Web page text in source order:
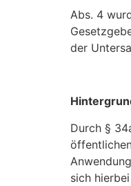
Abs. 4
der
Durch §
sich